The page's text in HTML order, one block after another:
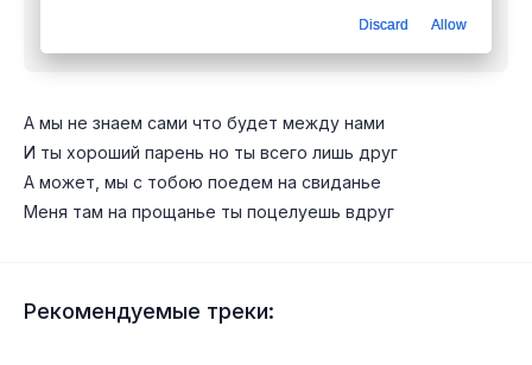
DEAD BLONDE - А мы не знаем
А мы не знаем сами что будет между нами
И ты хороший парень но ты всего лишь друг
А может, мы с тобою поедем на свиданье
Меня там на прощанье ты поцелуешь вдруг
Рекомендуемые треки:
Discard Allow